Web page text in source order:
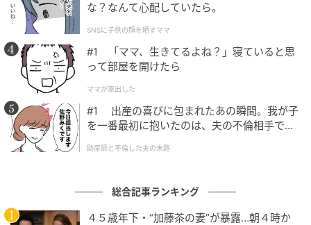
な？なんて心配していたら。
SNSに子供の顔を晒すママ
#1 「ママ、生きてるよね？」寝ていると思
って部屋を開けたら
ママが家出した
#1 出産の喜びに包まれたあの瞬間。我が子
を一番最初に抱いたのは、夫の不倫相手でし
助産師と不倫した夫の末路
総合記事ランキング
４５歳年下・“加藤茶の妻”が暴露…朝４時か